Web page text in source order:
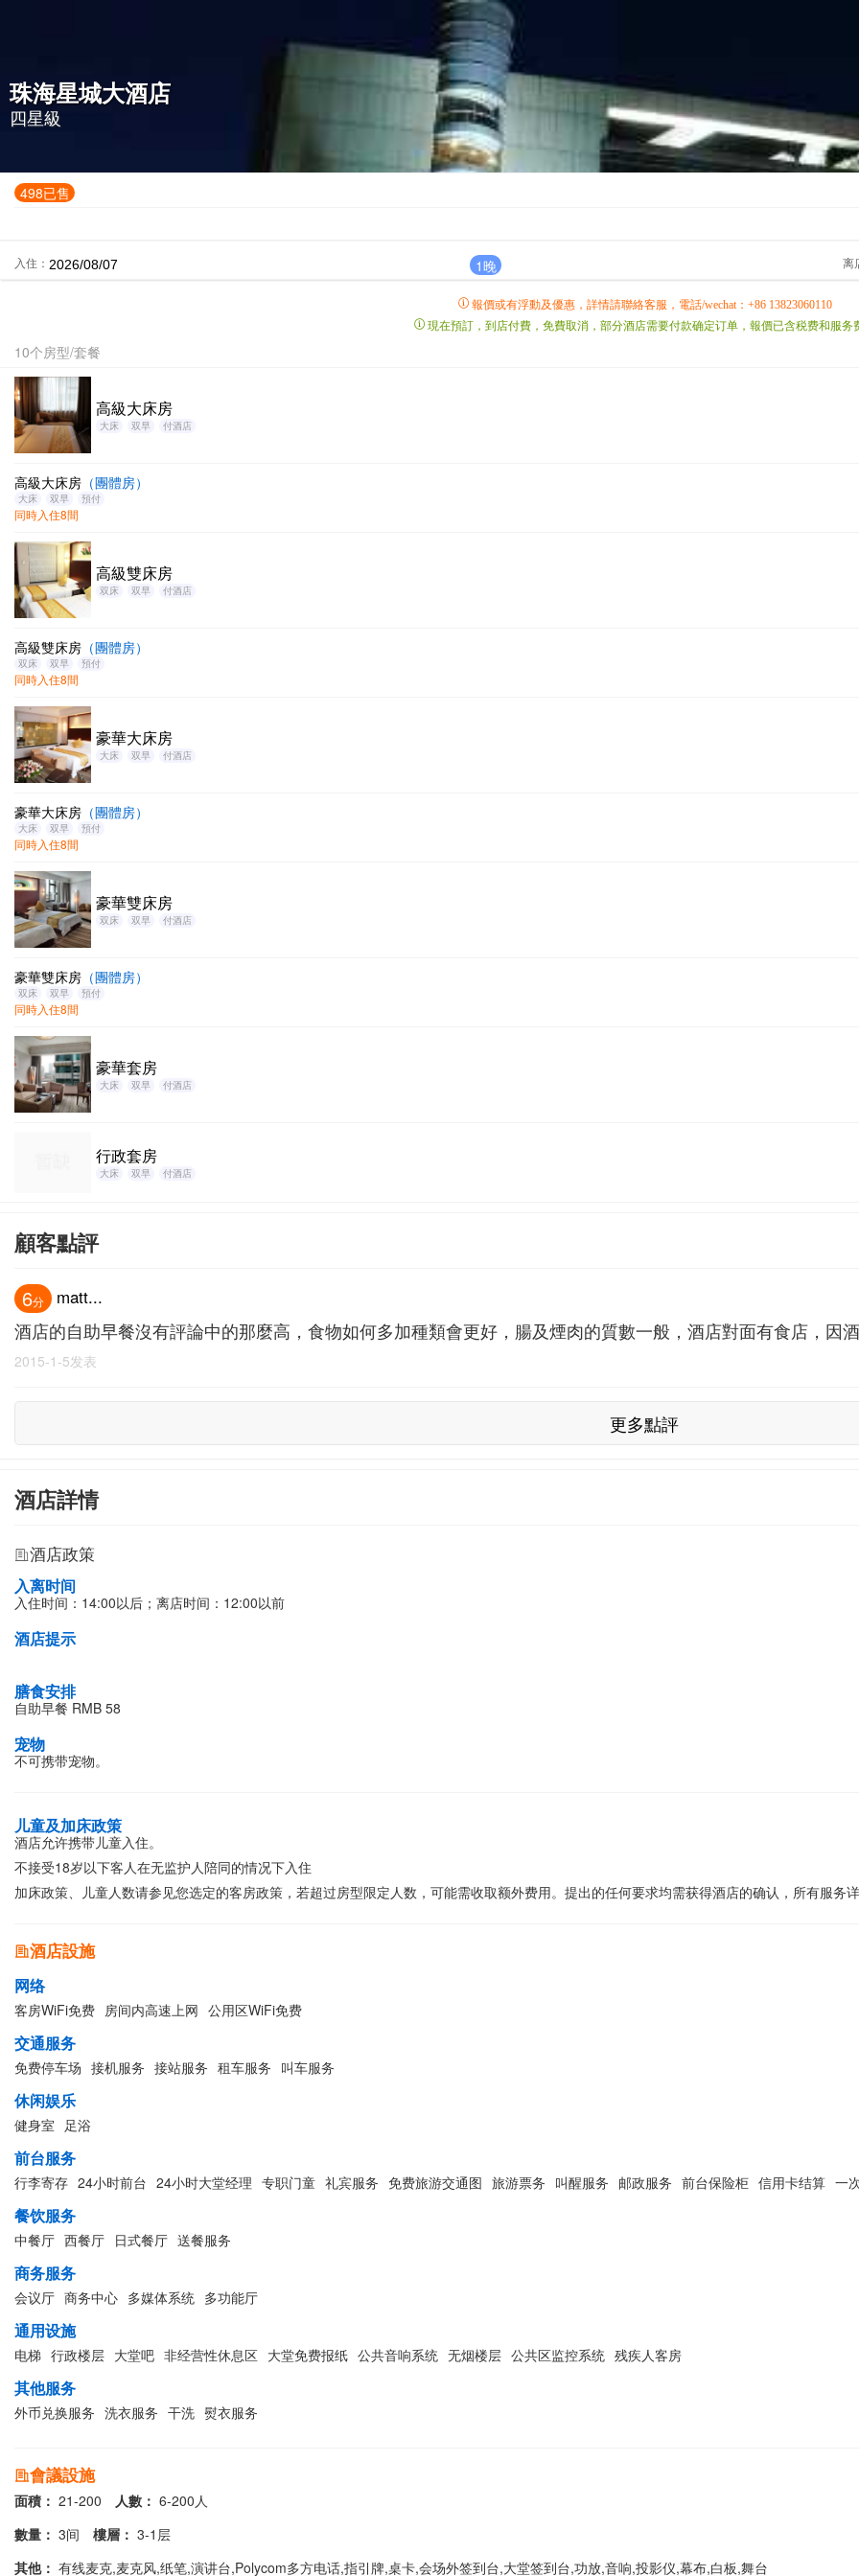
珠海星城大酒店
四星級
498已售
入住： 1晚 离
報價或有浮動及優惠，詳情請聯絡客服，電話/wechat：+86 13823060110
現在預訂，到店付費，免費取消，部分酒店需要付款确定订单，報價已含税费和服务
10个房型/套餐
高級大床房
大床 双早 付酒店
高級大床房 （團體房）
大床 双早 預付
同時入住8間
高級雙床房
双床 双早 付酒店
高級雙床房 （團體房）
双床 双早 預付
同時入住8間
豪華大床房
大床 双早 付酒店
豪華大床房 （團體房）
大床 双早 預付
同時入住8間
豪華雙床房
双床 双早 付酒店
豪華雙床房 （團體房）
双床 双早 預付
同時入住8間
豪華套房
大床 双早 付酒店
行政套房
大床 双早 付酒店
顧客點評
6分 matt...
酒店的自助早餐沒有評論中的那麼高，食物如何多加種類會更好，腸及煙肉的質數一般，酒店對面有食店，因
2015-1-5发表
更多點評
酒店詳情
酒店政策
入离时间
入住时间：14:00以后；离店时间：12:00以前
酒店提示
膳食安排
自助早餐 RMB 58
宠物
不可携带宠物。
儿童及加床政策
酒店允许携带儿童入住。
不接受18岁以下客人在无监护人陪同的情况下入住
加床政策、儿童人数请参见您选定的客房政策，若超过房型限定人数，可能需收取额外费用。提出的任何要求均需获得酒店的确认，所有服务详
酒店設施
网络
客房WiFi免费 房间内高速上网 公用区WiFi免费
交通服务
免费停车场 接机服务 接站服务 租车服务 叫车服务
休闲娱乐
健身室 足浴
前台服务
行李寄存 24小时前台 24小时大堂经理 专职门童 礼宾服务 免费旅游交通图 旅游票务 叫醒服务 邮政服务 前台保险柜 信用卡结算 一
餐饮服务
中餐厅 西餐厅 日式餐厅 送餐服务
商务服务
会议厅 商务中心 多媒体系统 多功能厅
通用设施
电梯 行政楼层 大堂吧 非经营性休息区 大堂免费报纸 公共音响系统 无烟楼层 公共区监控系统 残疾人客房
其他服务
外币兑换服务 洗衣服务 干洗 熨衣服务
會議設施
面積： 21-200 人數： 6-200人
數量： 3间 樓層： 3-1层
其他： 有线麦克,麦克风,纸笔,演讲台,Polycom多方电话,指引牌,桌卡,会场外签到台,大堂签到台,功放,音响,投影仪,幕布,白板,舞台